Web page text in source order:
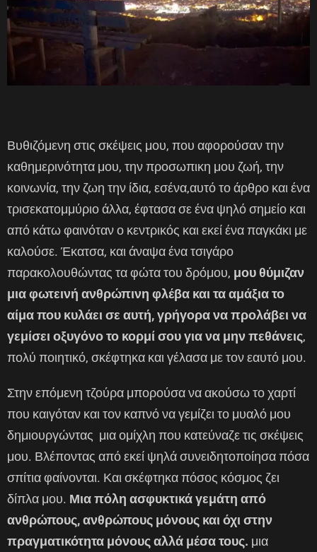
Βυθιζόμενη στις σκέψεις μου, που αφορούσαν την
καθημερινότητα μου, την προσωπικη μου ζωή, την
κοινωνία, την ζωη την ίδια, εσένα,αυτό το άρθρο και ένα
τρισεκατομμύριο άλλα, έφτασα σε ένα ψηλό σημείο και
από κάτω φαινόταν ο κεντρικός και εκεί ένα παγκάκι με
καλούσε. Έκατσα, και άναψα ένα τσιγάρο
παρακολουθώντας τα φώτα του δρόμου, μου θύμιζαν
μια φωτεινή ανθρώπινη φλέβα και τα αμάξια το
αίμα που κυλάει σε αυτή, γρήγορα να προλάβει να
γεμίσει οξυγόνο το κορμί σου για να μην πεθάνεις,
πολύ ποιητικό, σκέφτηκα και γέλασα με τον εαυτό μου.
Στην επόμενη τζούρα μπορούσα να ακούσω το χαρτί
που καιγόταν και τον καπνό να γεμίζει το μυαλό μου
δημιουργώντας μια ομίχλη που κατεύναζε τις σκέψεις
μου. Βλέποντας από εκεί ψηλά συνειδητοποίησα πόσα
σπίτια φαίνονται. Και σκέφτηκα πόσος κόσμος ζει
δίπλα μου. Μια πόλη ασφυκτικά γεμάτη από
ανθρώπους, ανθρώπους μόνους και όχι στην
πραγματικότητα μόνους αλλά μέσα τους. μια